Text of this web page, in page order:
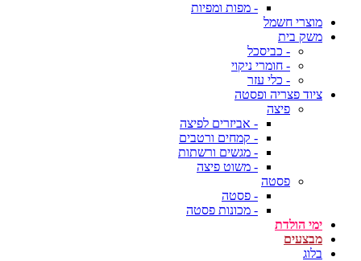
- מפות ומפיות
מוצרי חשמל
משק בית
- כביסכל
- חומרי ניקוי
- כלי עזר
ציוד פצריה ופסטה
פיצה
- אביזרים לפיצה
- קמחים ורטבים
- מגשים ורשתות
- משוט פיצה
פסטה
- פסטה
- מכונות פסטה
ימי הולדת
מבצעים
בלוג